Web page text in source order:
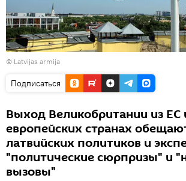
© Latvijas armija
Подписаться
Выход Великобритании из
европейских странах
латвийских политиков и
"политические сюрпризы" и
вызовы"